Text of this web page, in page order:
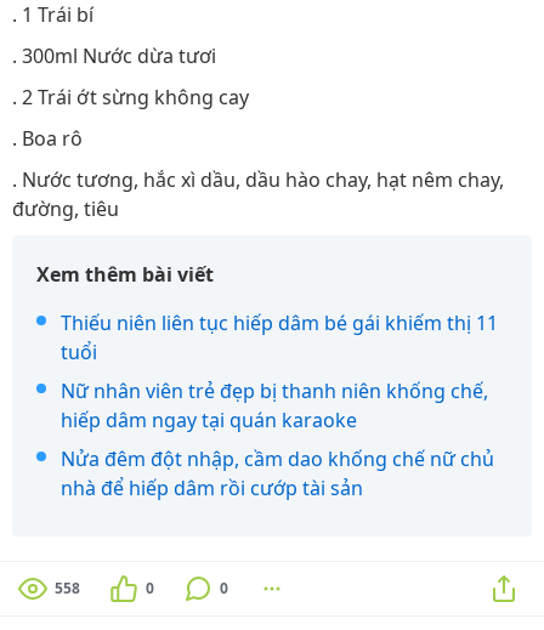
. 1 Trái bí
. 300ml Nước dừa tươi
. 2 Trái ớt sừng không cay
. Boa rô
. Nước tương, hắc xì dầu, dầu hào chay, hạt nêm chay,
đường, tiêu
Xem thêm bài viết
Thiếu niên liên tục hiếp dâm bé gái khiếm thị 11
tuổi
Nữ nhân viên trẻ đẹp bị thanh niên khống chế,
hiếp dâm ngay tại quán karaoke
Nửa đêm đột nhập, cầm dao khống chế nữ chủ
nhà để hiếp dâm rồi cướp tài sản
558 0 0